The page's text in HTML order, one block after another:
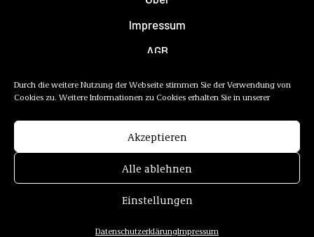
Durch die weitere Nutzung der Webseite stimmen Sie der Verwendung von
Cookies zu. Weitere Informationen zu Cookies erhalten Sie in unserer
Akzeptieren
Alle ablehnen
Einstellungen
DatenschutzerklärungImpressum
Impressum
AGB
Newsletter